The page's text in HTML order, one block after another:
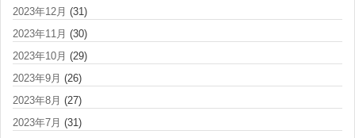
2023年12月 (31)
2023年11月 (30)
2023年10月 (29)
2023年9月 (26)
2023年8月 (27)
2023年7月 (31)